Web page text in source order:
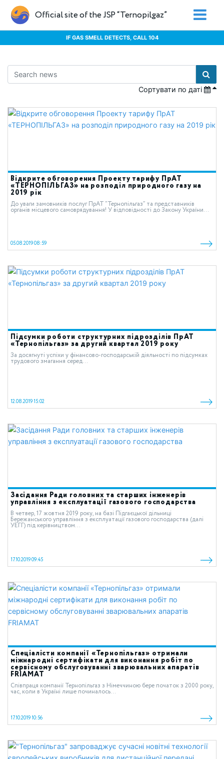
Official site of the JSP “Ternopilgaz”
IF GAS SMELL DETECTS, CALL 104
Сортувати по даті
Відкрите обговорення Проекту тарифу ПрАТ
«ТЕРНОПІЛЬГАЗ» на розподіл природного газу на
2019 рік
До уваги замовників послуг ПрАТ “Тернопільгаз” та представників
органів місцевого самоврядування! У відповідності до Закону України...
05.08.2019 08:59
Підсумки роботи структурних підрозділів ПрАТ
«Тернопільгаз» за другий квартал 2019 року
За досягнуті успіхи у фінансово-господарській діяльності по підсумках
трудового змагання серед...
12.08.2019 15:02
Засідання Ради головних та старших інженерів
управління з експлуатації газового господарства
В четвер, 17 жовтня 2019 року, на базі Підгаєцької дільниці
Бережанського управління з експлуатації газового господарства (далі
УЕГГ) під керівництвом...
17.10.2019 09:45
Cпеціалісти компанії «Тернопільгаз» отримали
міжнародні сертифікати для виконання робіт по
сервісному обслуговуванні зварювальних апаратів
FRIAMAT
Співпраця компанії Тернопільгаз з Німеччиною бере початок з 2000 року,
час, коли в Україні лише починалось...
17.10.2019 10:56